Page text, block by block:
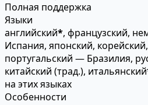
Полная поддержка
Языки
английский*, французский,
Испания, японский,
португальский — Бразилия,
китайский (трад.), итальянский
на этих языках
Особенности